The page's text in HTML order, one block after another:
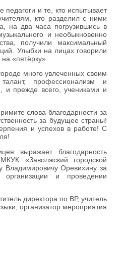
и те, кто испытывает
кто разделил с ними
на два часа погрузившись в
и необыкновенно
получили максимальный
Улыбки на лицах говорили
«пятёрку».
много увлеченных своим
профессионализм и
и прежде всего, учениками и
слова благодарности за
за будущее страны!
и успехов в работе! С
выражает благодарность
«Заволжский городской
Владимировичу Оревихину за
и проведении
директора по ВР, учитель
организатор мероприятия